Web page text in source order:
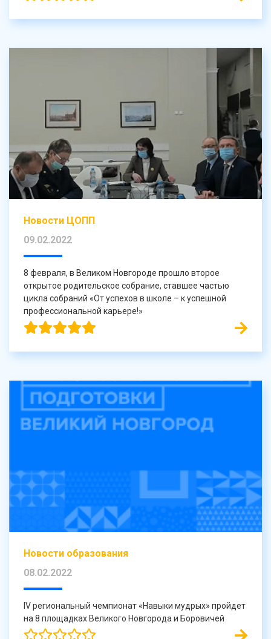
Новости ЦОПП
09.02.2022
8 февраля, в Великом Новгороде прошло второе
открытое родительское собрание, ставшее частью
цикла собраний «От успехов в школе – к успешной
профессиональной карьере!»
Новости образования
08.02.2022
IV региональный чемпионат «Навыки мудрых» пройдет
на 8 площадках Великого Новгорода и Боровичей